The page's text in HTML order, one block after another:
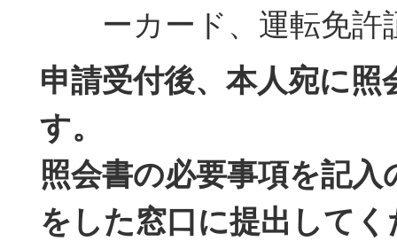
ーカード、運転免許
申請受付後、本人宛に照
す。
照会書の必要事項を記入
をした窓口に提出して